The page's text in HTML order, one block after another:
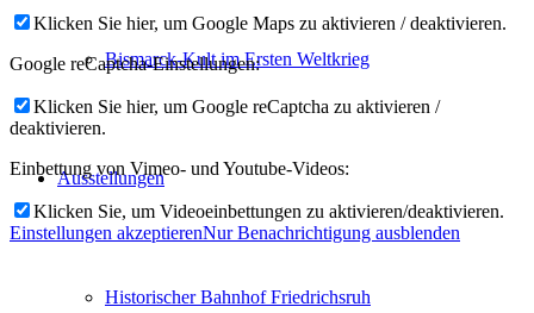
Bismarck-Kult im Ersten Weltkrieg
Ausstellungen
Historischer Bahnhof Friedrichsruh
Klicken Sie hier, um Google Maps zu aktivieren / deaktivieren.
Google reCaptcha-Einstellungen:
Klicken Sie hier, um Google reCaptcha zu aktivieren /
deaktivieren.
Einbettung von Vimeo- und Youtube-Videos:
Klicken Sie, um Videoeinbettungen zu aktivieren/deaktivieren.
Einstellungen akzeptierenNur Benachrichtigung ausblenden